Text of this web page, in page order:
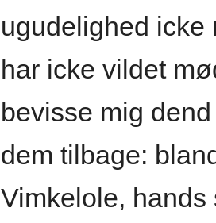
ugudelighed icke
har icke vildet
bevisse mig
dem tilbage:
Vimkelole, hands